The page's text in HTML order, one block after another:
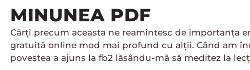
MINUNEA PDF
Cărți precum aceasta ne reamintesc de importanța
gratuită online mod mai profund cu alții. Când am
povestea a ajuns la fb2 lăsându-mă să meditez la